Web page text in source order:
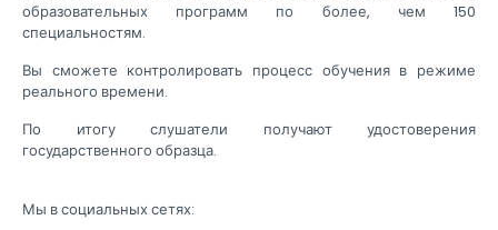
образовательных программ по более, чем 150
специальностям.
Вы сможете контролировать процесс обучения в режиме
реального времени.
По итогу слушатели получают удостоверения
государственного образца.
Мы в социальных сетях: